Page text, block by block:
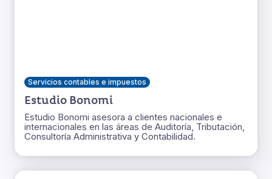
Servicios contables e impuestos
Estudio Bonomi
Estudio Bonomi asesora a clientes nacionales e
internacionales en las áreas de Auditoría, Tributación,
Consultoría Administrativa y Contabilidad.